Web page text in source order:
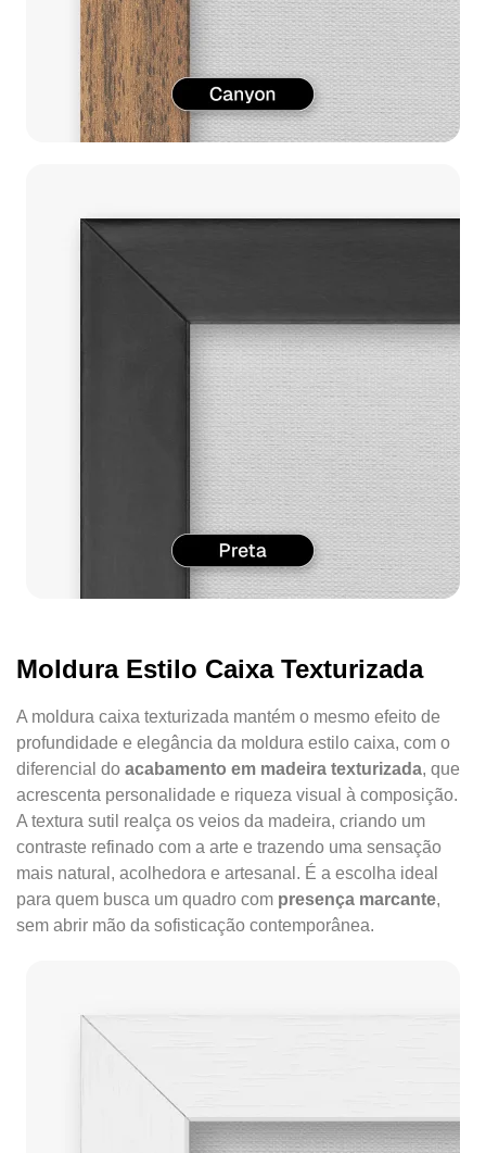
Moldura Estilo Caixa Texturizada
A moldura caixa texturizada mantém o mesmo efeito de
profundidade e elegância da moldura estilo caixa, com o
diferencial do acabamento em madeira texturizada, que
acrescenta personalidade e riqueza visual à composição.
A textura sutil realça os veios da madeira, criando um
contraste refinado com a arte e trazendo uma sensação
mais natural, acolhedora e artesanal. É a escolha ideal
para quem busca um quadro com presença marcante,
sem abrir mão da sofisticação contemporânea.